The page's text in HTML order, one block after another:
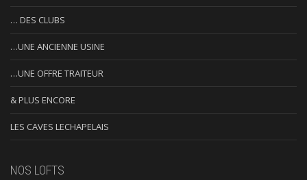
… DES CLUBS
…UNE ANCIENNE USINE
…UNE OFFRE TRAITEUR
& PLUS ENCORE
LES CAVES LECHAPELAIS
NOS LOFTS